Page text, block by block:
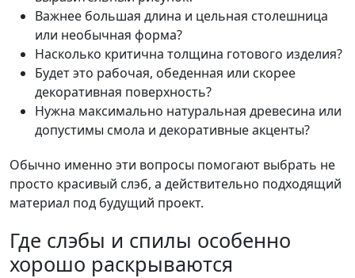
Важнее большая длина и цельная столешница
или необычная форма?
Насколько критична толщина готового изделия?
Будет это рабочая, обеденная или скорее
декоративная поверхность?
Нужна максимально натуральная древесина или
допустимы смола и декоративные акценты?
Обычно именно эти вопросы помогают выбрать не
просто красивый слэб, а действительно подходящий
материал под будущий проект.
Где слэбы и спилы особенно
хорошо раскрываются